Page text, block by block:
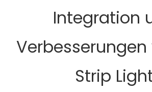
Integration
Verbesserungen
Strip